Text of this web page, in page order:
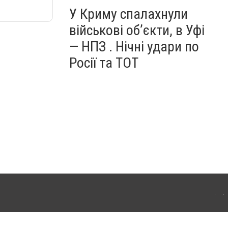
У Криму спалахнули
військові об’єкти, в Уфі
— НПЗ . Нічні удари по
Росії та ТОТ